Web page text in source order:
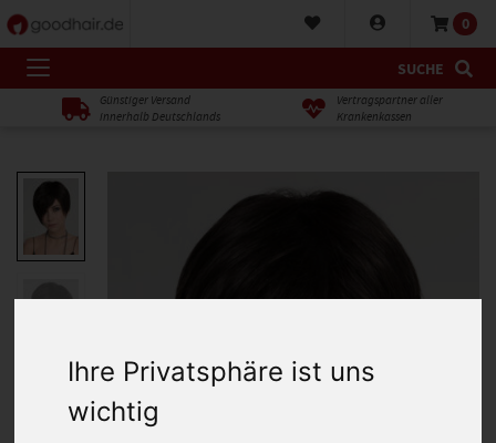
Ihre Privatsphäre ist uns
wichtig
0
SUCHE
Günstiger Versand
innerhalb Deutschlands
Vertragspartner aller
Krankenkassen